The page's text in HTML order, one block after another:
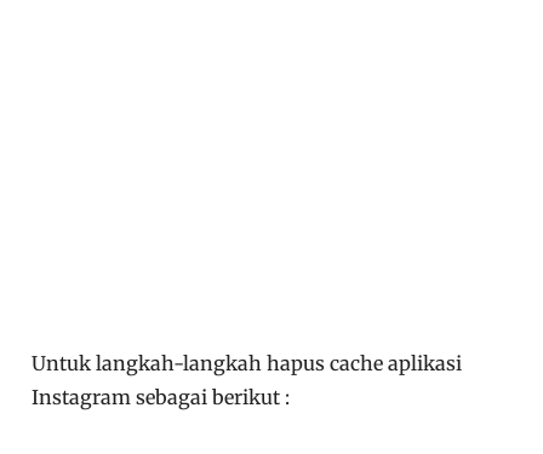
Untuk langkah-langkah hapus cache aplikasi
Instagram sebagai berikut :